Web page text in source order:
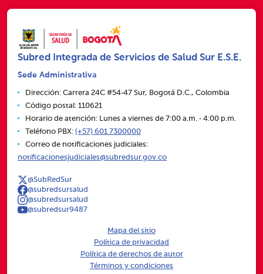
Subred Integrada de Servicios de Salud Sur E.S.E.
Sede Administrativa
Dirección: Carrera 24C #54‑47 Sur, Bogotá D.C., Colombia
Código postal: 110621
Horario de atención: Lunes a viernes de 7:00 a.m. ‑ 4:00 p.m.
Teléfono PBX: (+57) 601 7300000
Correo de notificaciones judiciales:
notificacionesjudiciales@subredsur.gov.co
@SubRedSur
@subredsursalud
@subredsursalud
@subredsur9487
Mapa del sitio
Política de privacidad
Política de derechos de autor
Términos y condiciones